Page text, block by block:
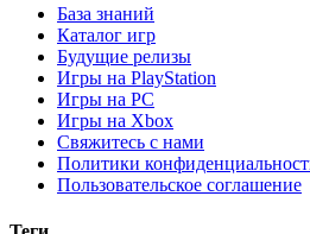
База знаний
Каталог игр
Будущие релизы
Игры на PlayStation
Игры на PC
Игры на Xbox
Свяжитесь с нами
Политики
Пользовательское соглашение